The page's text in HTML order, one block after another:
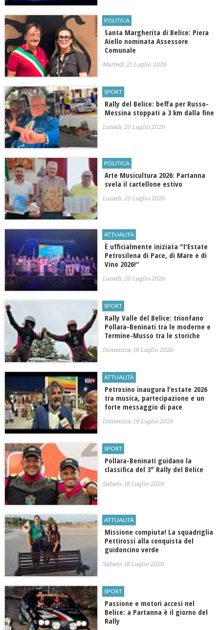
POLITICA
Santa Margherita di Belice: Piera
Aiello nominata Assessore
Comunale
Martedì, 21 Luglio 2026
SPORT
Rally del Belice: beffa per Russo-
Messina stoppati a 3 km dalla fine
Lunedì, 20 Luglio 2026
POLITICA
Arte Musicultura 2026: Partanna
svela il cartellone estivo
Lunedì, 20 Luglio 2026
ATTUALITÀ
​È ufficialmente iniziata "l'Estate
Petrosilena di Pace, di Mare e di
Vino 2026!"
Lunedì, 20 Luglio 2026
SPORT
Rally Valle del Belice: trionfano
Pollara-Beninati tra le moderne e
Termine-Musso tra le storiche
Domenica, 19 Luglio 2026
ATTUALITÀ
Petrosino inaugura l’estate 2026
tra musica, partecipazione e un
forte messaggio di pace
Domenica, 19 Luglio 2026
SPORT
Pollara-Beninati guidano la
classifica del 3° Rally del Belice
Sabato, 18 Luglio 2026
ATTUALITÀ
Missione compiuta! La squadriglia
Pettirossi alla conquista del
guidoncino verde
Sabato, 18 Luglio 2026
SPORT
Passione e motori accesi nel
Belice: a Partanna è il giorno del
Rally